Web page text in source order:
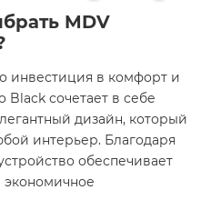
MDV
инвестиция в комфорт и
Black сочетает в себе
дизайн, который
интерьер. Благодаря
обеспечивает
экономичное